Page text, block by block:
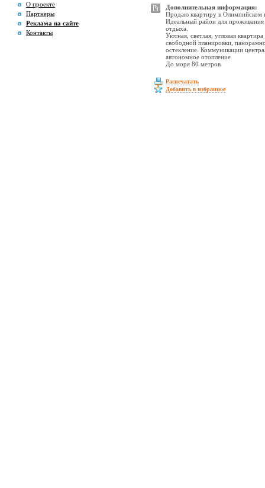
О проекте
Партнеры
Реклама на сайте
Контакты
Дополнительная информация:
Продаю квартиру в Олимпийском
Идеальный район для проживания
отдыха.
Уютная, светлая, угловая квартира
свободной планировки,
остекление. Коммуникации
автономное отопление
До моря 80 метров
Распечатать
Добавить в избранное